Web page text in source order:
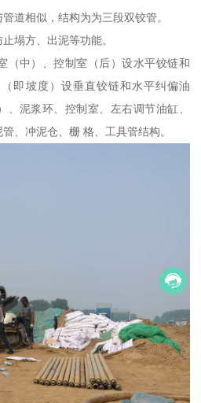
道相似，结构为为三段双铰管。
塌方、出泥等功能。
（中）、控制室（后）设水平铰链和
即坡度）设垂直铰链和水平纠偏油
泥浆环、控制室、左右调节油缸、
、冲泥仓、栅 格、工具管结构。